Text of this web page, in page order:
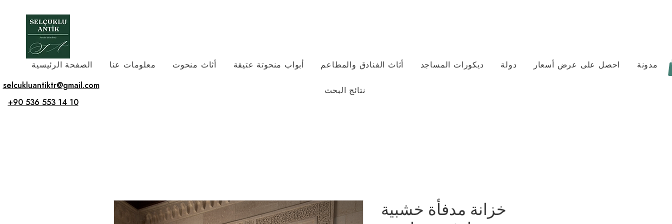
selcukluantiktr@gmail.com
+90 536 553 14 10
الصفحة الرئيسية معلومات عنا أثاث منحوت أبواب منحوتة عتيقة أثاث الفنادق والمطاعم ديكورات المساجد دولة احصل على عرض أسعار مدونة
نتائج البحث
خزانة مدفأة خشبية